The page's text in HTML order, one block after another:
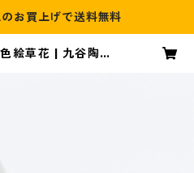
お買上げで送料無料
絵草花 | 九谷陶泉